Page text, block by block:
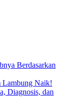
Berdasarkan
Lambung Naik!
Diagnosis, dan